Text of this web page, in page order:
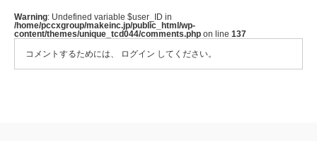
Warning: Undefined variable $user_ID in
/home/pccxgroup/makeinc.jp/public_html/wp-
content/themes/unique_tcd044/comments.php on line 137
コメントするためには、
ログイン してください。